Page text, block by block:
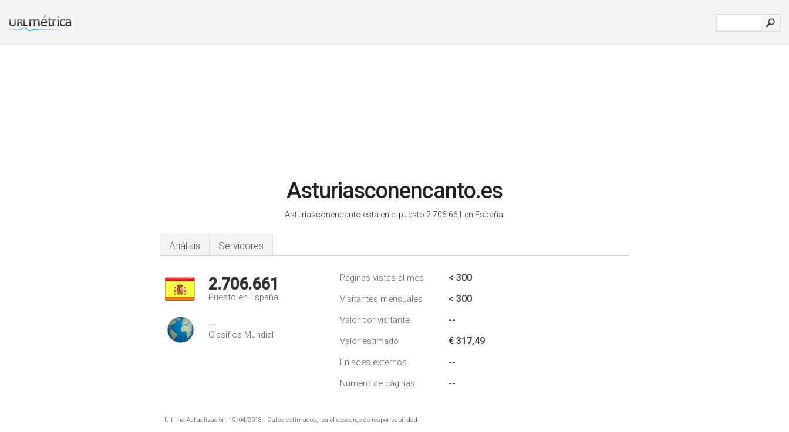
Asturiasconencanto.es
Asturiasconencanto está en el puesto 2.706.661 en España.
Análisis Servidores
2.706.661
Puesto en España
--
Clasifica Mundial
Páginas vistas al mes < 300
Visitantes mensuales < 300
Valor por visitante --
Valor estimado € 317,49
Enlaces externos --
Número de páginas --
Última Actualización: 19/04/2018 . Datos estimados, lea el descargo de responsabilidad.